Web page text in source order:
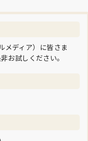
メディア）に皆さま
お試しください。